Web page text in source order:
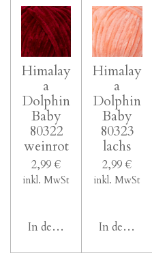
Himalay
a
Dolphin
Baby
80322
weinrot
2,99 €
inkl. MwSt
In den Warenkorb
Himalay
a
Dolphin
Baby
80323
lachs
2,99 €
inkl. MwSt
In den